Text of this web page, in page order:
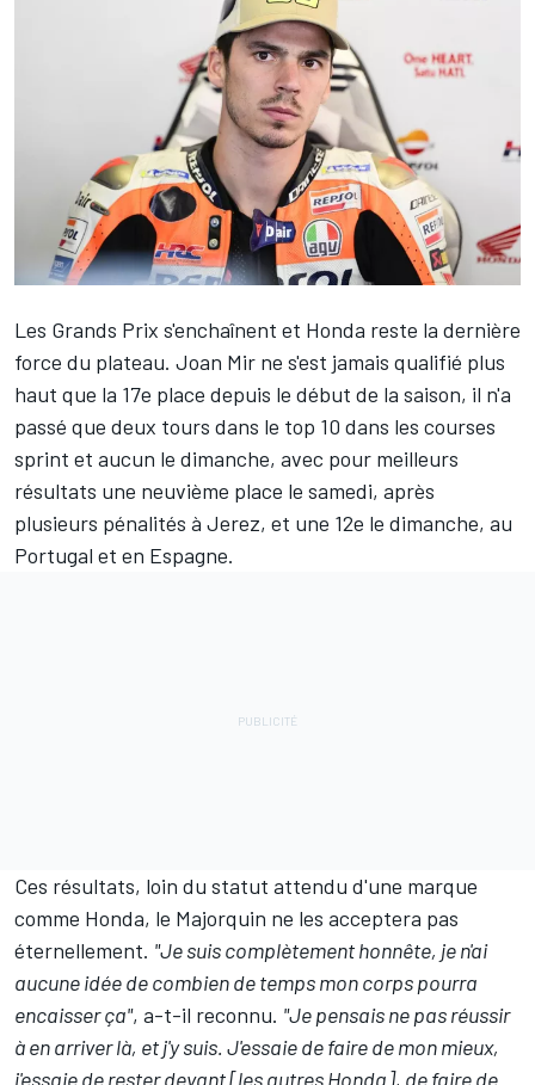
Les Grands Prix s'enchaînent et Honda reste la dernière
force du plateau. Joan Mir ne s'est jamais qualifié plus
haut que la 17e place depuis le début de la saison, il n'a
passé que deux tours dans le top 10 dans les courses
sprint et aucun le dimanche, avec pour meilleurs
résultats une neuvième place le samedi, après
plusieurs pénalités à Jerez, et une 12e le dimanche, au
Portugal et en Espagne.
Ces résultats, loin du statut attendu d'une marque
comme Honda, le Majorquin ne les acceptera pas
éternellement. "Je suis complètement honnête, je n'ai
aucune idée de combien de temps mon corps pourra
encaisser ça", a-t-il reconnu. "Je pensais ne pas réussir
à en arriver là, et j'y suis. J'essaie de faire de mon mieux,
j'essaie de rester devant [les autres Honda], de faire de